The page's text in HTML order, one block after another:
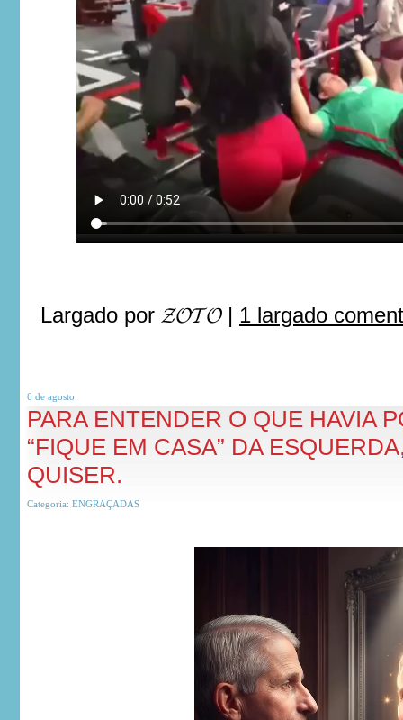
Largado por 𝓩𝓞𝓣𝓞| 1 largado
6 de agosto
PARA ENTENDER O QUE HAVIA
“FIQUE EM CASA” DA
QUISER.
Categoria: ENGRAÇADAS